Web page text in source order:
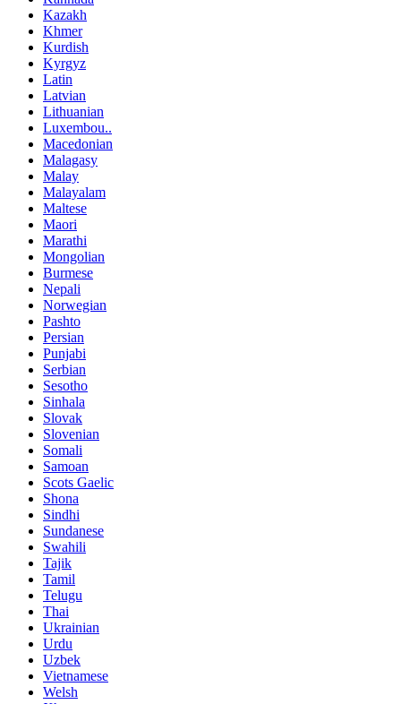
Kazakh
Khmer
Kurdish
Kyrgyz
Latin
Latvian
Lithuanian
Luxembou..
Macedonian
Malagasy
Malay
Malayalam
Maltese
Maori
Marathi
Mongolian
Burmese
Nepali
Norwegian
Pashto
Persian
Punjabi
Serbian
Sesotho
Sinhala
Slovak
Slovenian
Somali
Samoan
Scots Gaelic
Shona
Sindhi
Sundanese
Swahili
Tajik
Tamil
Telugu
Thai
Ukrainian
Urdu
Uzbek
Vietnamese
Welsh